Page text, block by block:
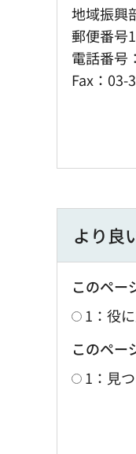
地域振興
郵便番号
電話番号
Fax：03-
より良
このペー
1：役
このペー
1：見